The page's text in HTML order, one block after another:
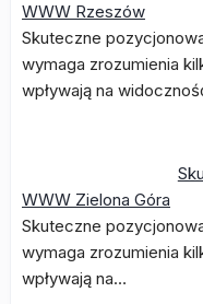
WWW Rzeszów
Skuteczne
wymaga zrozumienia
wpływają na
WWW Zielona Góra
Skuteczne
wymaga zrozumienia
wpływają na…